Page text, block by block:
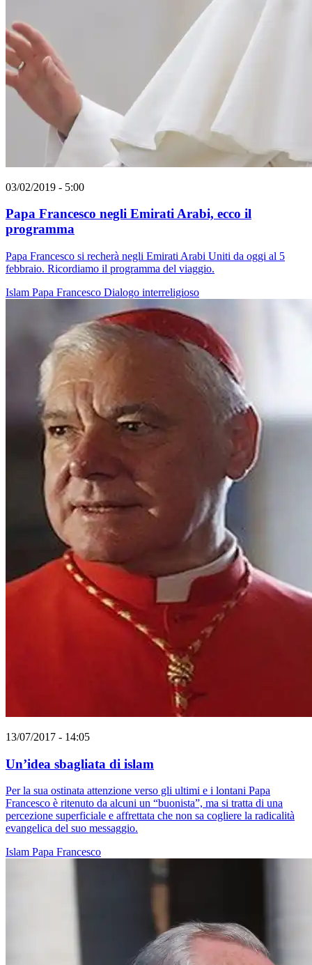
03/02/2019 - 5:00
Papa Francesco negli Emirati Arabi, ecco il
programma
Papa Francesco si recherà negli Emirati Arabi Uniti da oggi al 5
febbraio. Ricordiamo il programma del viaggio.
Islam Papa Francesco Dialogo interreligioso
13/07/2017 - 14:05
Un’idea sbagliata di islam
Per la sua ostinata attenzione verso gli ultimi e i lontani Papa
Francesco è ritenuto da alcuni un “buonista”, ma si tratta di una
percezione superficiale e affrettata che non sa cogliere la radicalità
evangelica del suo messaggio.
Islam Papa Francesco